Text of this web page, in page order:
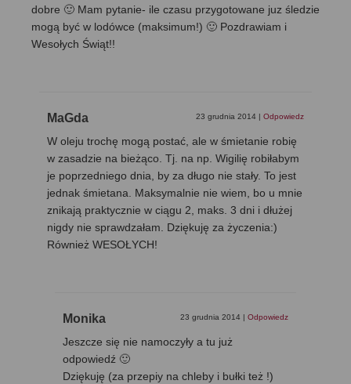
dobre 🙂 Mam pytanie- ile czasu przygotowane juz śledzie
mogą być w lodówce (maksimum!) 🙂 Pozdrawiam i
Wesołych Świąt!!
MaGda 23 grudnia 2014 | Odpowiedz
W oleju trochę mogą postać, ale w śmietanie robię
w zasadzie na bieżąco. Tj. na np. Wigilię robiłabym
je poprzedniego dnia, by za długo nie stały. To jest
jednak śmietana. Maksymalnie nie wiem, bo u mnie
znikają praktycznie w ciągu 2, maks. 3 dni i dłużej
nigdy nie sprawdzałam. Dziękuję za życzenia:)
Również WESOŁYCH!
Monika 23 grudnia 2014 | Odpowiedz
Jeszcze się nie namoczyły a tu już
odpowiedź 🙂
Dziękuję (za przepiy na chleby i bułki też !)